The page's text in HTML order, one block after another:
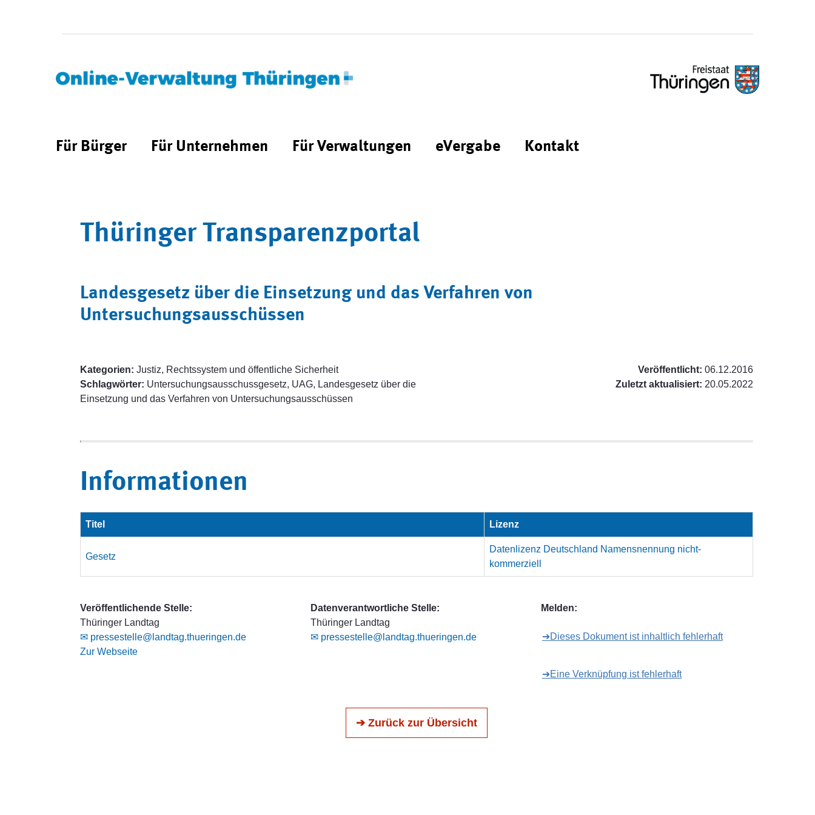
Für Bürger Für Unternehmen Für Verwaltungen eVergabe Kontakt
Thüringer Transparenzportal
Landesgesetz über die Einsetzung und das Verfahren von
Untersuchungsausschüssen
Kategorien: Justiz, Rechtssystem und öffentliche Sicherheit
Schlagwörter: Untersuchungsausschussgesetz, UAG, Landesgesetz über die
Einsetzung und das Verfahren von Untersuchungsausschüssen
Veröffentlicht: 06.12.2016
Zuletzt aktualisiert: 20.05.2022
Informationen
Titel Lizenz
Gesetz
Datenlizenz Deutschland Namensnennung nicht-
kommerziell
Veröffentlichende Stelle:
Thüringer Landtag
✉ pressestelle@landtag.thueringen.de
Zur Webseite
Datenverantwortliche Stelle:
Thüringer Landtag
✉ pressestelle@landtag.thueringen.de
Melden:
➔Dieses Dokument ist inhaltlich fehlerhaft
➔Eine Verknüpfung ist fehlerhaft
➔ Zurück zur Übersicht